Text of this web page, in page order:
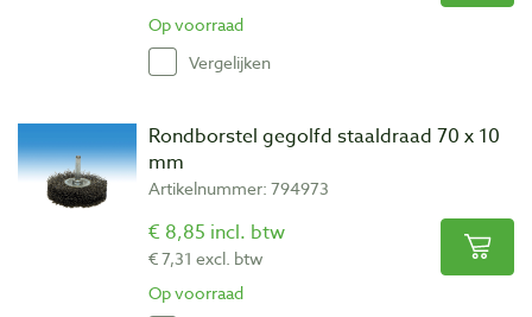
Op voorraad
Vergelijken
Rondborstel gegolfd staaldraad 70 x 10
mm
Artikelnummer: 794973
€ 8,85 incl. btw
€ 7,31 excl. btw
Op voorraad